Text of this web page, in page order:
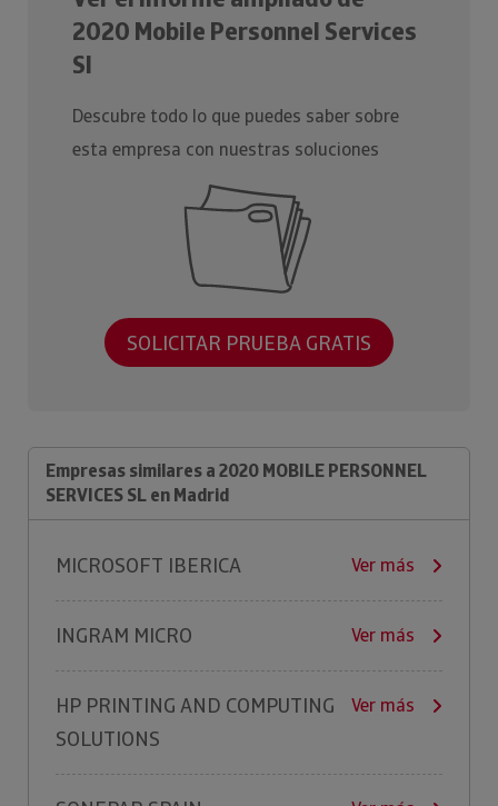
2020 Mobile Personnel Services
Sl
Descubre todo lo que puedes saber sobre
esta empresa con nuestras soluciones
SOLICITAR PRUEBA GRATIS
Empresas similares a 2020 MOBILE PERSONNEL
SERVICES SL en Madrid
MICROSOFT IBERICA Ver más
INGRAM MICRO Ver más
HP PRINTING AND COMPUTING
SOLUTIONS
Ver más